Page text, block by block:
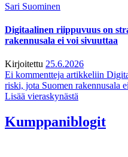
Sari Suominen
Digitaalinen riippuvuus on
rakennusala ei voi sivuuttaa
Kirjoitettu 25.6.2026
Ei kommentteja artikkeliin
riski, jota Suomen rakennusala
Lisää vieraskynästä
Kumppaniblogit